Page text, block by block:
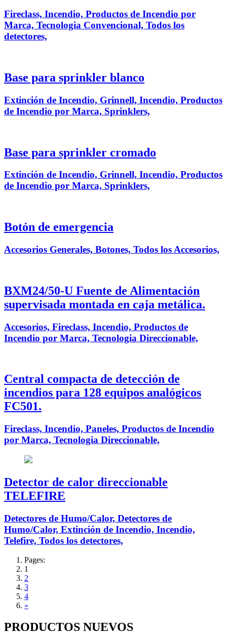
Fireclass, Incendio, Productos de Incendio por
Marca, Tecnologia Convencional, Todos los
detectores,
Base para sprinkler blanco
Extinción de Incendio, Grinnell, Incendio, Productos
de Incendio por Marca, Sprinklers,
Base para sprinkler cromado
Extinción de Incendio, Grinnell, Incendio, Productos
de Incendio por Marca, Sprinklers,
Botón de emergencia
Accesorios Generales, Botones, Todos los Accesorios,
BXM24/50-U Fuente de Alimentación
supervisada montada en caja metálica.
Accesorios, Fireclass, Incendio, Productos de
Incendio por Marca, Tecnologia Direccionable,
Central compacta de detección de
incendios para 128 equipos analógicos
FC501.
Fireclass, Incendio, Paneles, Productos de Incendio
por Marca, Tecnologia Direccionable,
Detector de calor direccionable
TELEFIRE
Detectores de Humo/Calor, Detectores de
Humo/Calor, Extinción de Incendio, Incendio,
Telefire, Todos los detectores,
Pages:
1
2
3
4
»
PRODUCTOS NUEVOS